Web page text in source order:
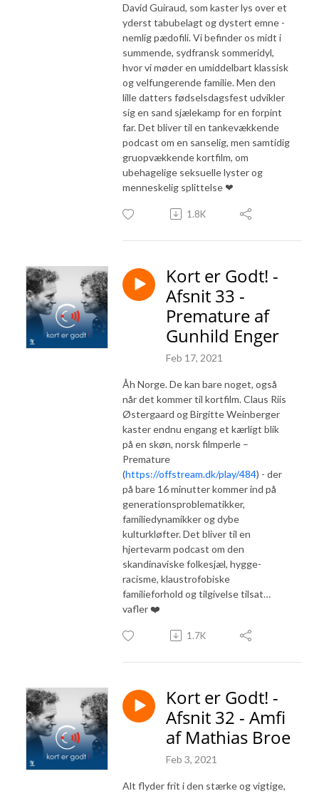
David Guiraud, som kaster lys over et
yderst tabubelagt og dystert emne -
nemlig pædofili. Vi befinder os midt i
summende, sydfransk sommeridyl,
hvor vi møder en umiddelbart klassisk
og velfungerende familie. Men den
lille datters fødselsdagsfest udvikler
sig en sand sjælekamp for en forpint
far. Det bliver til en tankevækkende
podcast om en sanselig, men samtidig
gruopvækkende kortfilm, om
ubehagelige seksuelle lyster og
menneskelig splittelse ❤
1.8K
Kort er Godt! -
Afsnit 33 -
Premature af
Gunhild Enger
Feb 17, 2021
Åh Norge. De kan bare noget, også
når det kommer til kortfilm. Claus Riis
Østergaard og Birgitte Weinberger
kaster endnu engang et kærligt blik
på en skøn, norsk filmperle –
Premature
(https://offstream.dk/play/484) - der
på bare 16 minutter kommer ind på
generationsproblematikker,
familiedynamikker og dybe
kulturkløfter. Det bliver til en
hjertevarm podcast om den
skandinaviske folkesjæl, hygge-
racisme, klaustrofobiske
familieforhold og tilgivelse tilsat…
vafler ❤️
1.7K
Kort er Godt! -
Afsnit 32 - Amfi
af Mathias Broe
Feb 3, 2021
Alt flyder frit i den stærke og vigtige,